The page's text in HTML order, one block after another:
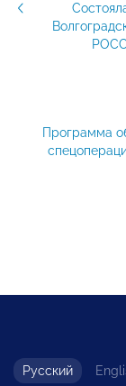
Программа
Русский